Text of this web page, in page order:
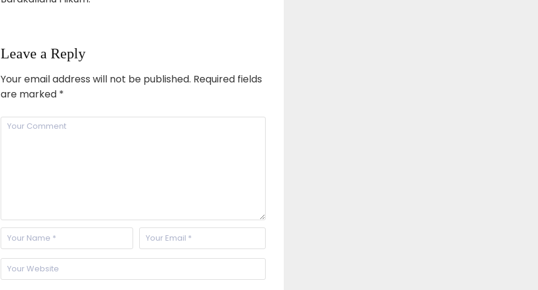
Leave a Reply
Your email address will not be published. Required fields
are marked *